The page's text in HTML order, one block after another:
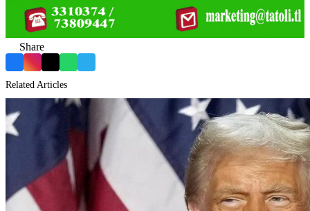
Share
FacebookInstagram
Related Articles